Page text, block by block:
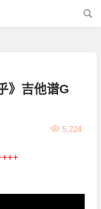
》吉他谱G
5,224